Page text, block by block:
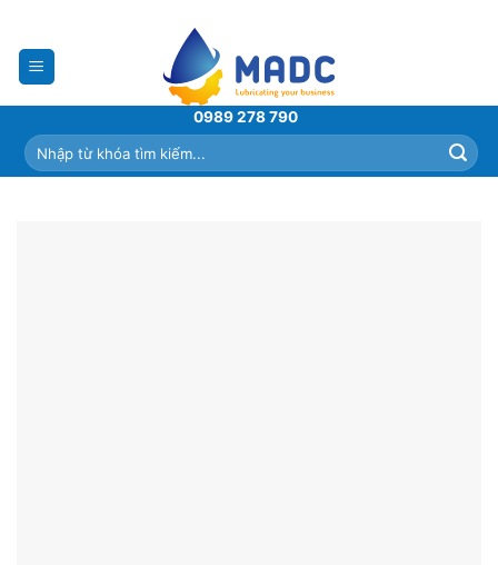
content
0989 278 790
Tìm
kiếm: